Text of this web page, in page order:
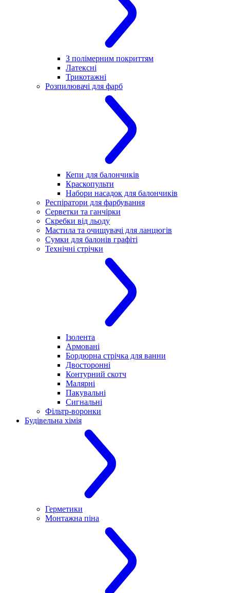
З полімерним покриттям
Латексні
Трикотажні
Розпилювачі для фарб
Кепи для балончиків
Краскопульти
Набори насадок для балончиків
Респіратори для фарбування
Серветки та ганчірки
Скребки від льоду
Мастила та очищувачі для ланцюгів
Сумки для балонів графіті
Технічні стрічки
Ізолента
Армовані
Бордюрна стрічка для ванни
Двосторонні
Контурний скотч
Малярні
Пакувальні
Сигнальні
Фільтр-воронки
Будівельна хімія
Герметики
Монтажна піна